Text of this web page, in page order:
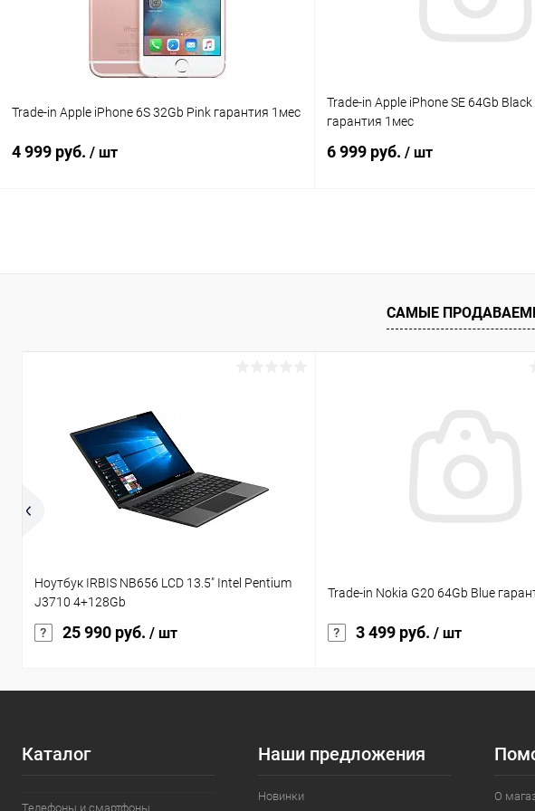
Trade-in Apple iPhone 6S 32Gb Pink гарантия 1мес
4 999 руб. / шт
К сравнению
Trade-in Apple iPhone SE 64Gb Black
гарантия 1мес
6 999 руб. / шт
К
В избранное В
САМЫЕ
Ноутбук IRBIS NB656 LCD 13.5" Intel Pentium
J3710 4+128Gb
25 990 руб. / шт
Trade-in Nokia G20 64Gb Blue
3 499 руб. / шт
Каталог
Телефоны и смартфоны
Наши предложения
Новинки О